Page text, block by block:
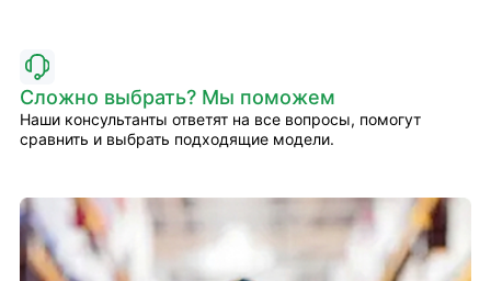
Сложно выбрать? Мы поможем
Наши консультанты ответят на все вопросы, помогут
сравнить и выбрать подходящие модели.